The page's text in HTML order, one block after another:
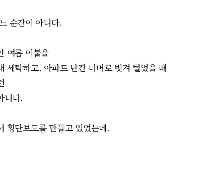
순간이 아니다.
여름 이불을
세탁하고, 아파트 난간 너머로 빗겨 털었을 때
니다.
횡단보도를 만들고 있었는데.